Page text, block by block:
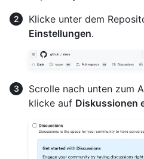
Klicke unter dem
Einstellungen.
Scrolle nach unten zum
klicke auf Diskussionen